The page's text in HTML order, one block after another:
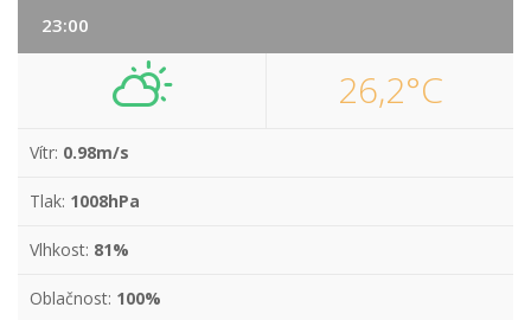
23:00
26,2°C
Vítr: 0.98m/s
Tlak: 1008hPa
Vlhkost: 81%
Oblačnost: 100%